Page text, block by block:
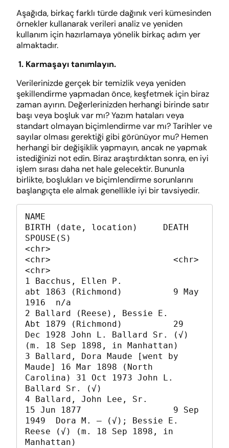
Aşağıda, birkaç farklı türde dağınık veri kümesinden
örnekler kullanarak verileri analiz ve yeniden
kullanım için hazırlamaya yönelik birkaç adım yer
almaktadır.
1. Karmaşayı tanımlayın.
Verilerinizde gerçek bir temizlik veya yeniden
şekillendirme yapmadan önce, keşfetmek için biraz
zaman ayırın. Değerlerinizden herhangi birinde satır
başı veya boşluk var mı? Yazım hataları veya
standart olmayan biçimlendirme var mı? Tarihler ve
sayılar olması gerektiği gibi görünüyor mu? Hemen
herhangi bir değişiklik yapmayın, ancak ne yapmak
istediğinizi not edin. Biraz araştırdıktan sonra, en iyi
işlem sırası daha net hale gelecektir. Bununla
birlikte, boşlukları ve biçimlendirme sorunlarını
başlangıçta ele almak genellikle iyi bir tavsiyedir.
NAME
BIRTH (date, location)     DEATH
SPOUSE(S)
<chr>
<chr>                        <chr>
<chr>
1 Bacchus, Ellen P.
abt 1863 (Richmond)          9 May
1916  n/a
2 Ballard (Reese), Bessie E.
Abt 1879 (Richmond)          29
Dec 1928 John L. Ballard Sr. (√)
(m. 18 Sep 1898, in Manhattan)
3 Ballard, Dora Maude [went by
Maude] 16 Mar 1898 (North
Carolina) 31 Oct 1973 John L.
Ballard Sr. (√)
4 Ballard, John Lee, Sr.
15 Jun 1877                  9 Sep
1949  Dora M. — (√); Bessie E.
Reese (√) (m. 18 Sep 1898, in
Manhattan)